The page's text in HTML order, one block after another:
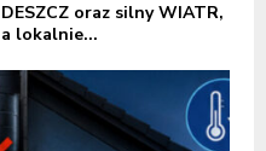
DESZCZ oraz silny WIATR,
a lokalnie...